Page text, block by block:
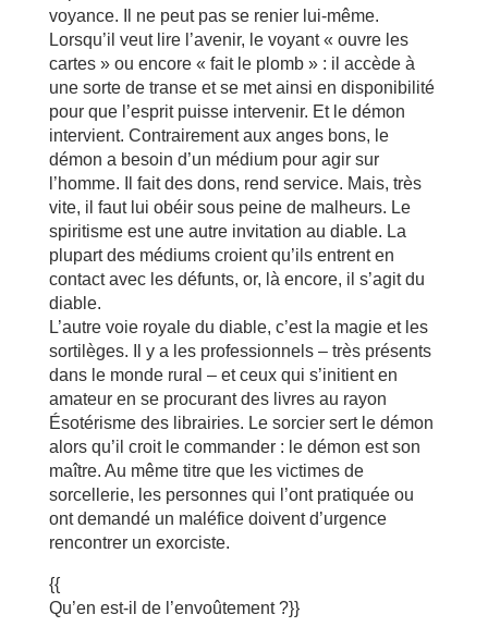
voyance. Il ne peut pas se renier lui-même.
Lorsqu’il veut lire l’avenir, le voyant « ouvre les
cartes » ou encore « fait le plomb » : il accède à
une sorte de transe et se met ainsi en disponibilité
pour que l’esprit puisse intervenir. Et le démon
intervient. Contrairement aux anges bons, le
démon a besoin d’un médium pour agir sur
l’homme. Il fait des dons, rend service. Mais, très
vite, il faut lui obéir sous peine de malheurs. Le
spiritisme est une autre invitation au diable. La
plupart des médiums croient qu’ils entrent en
contact avec les défunts, or, là encore, il s’agit du
diable.
L’autre voie royale du diable, c’est la magie et les
sortilèges. Il y a les professionnels – très présents
dans le monde rural – et ceux qui s’initient en
amateur en se procurant des livres au rayon
Ésotérisme des librairies. Le sorcier sert le démon
alors qu’il croit le commander : le démon est son
maître. Au même titre que les victimes de
sorcellerie, les personnes qui l’ont pratiquée ou
ont demandé un maléfice doivent d’urgence
rencontrer un exorciste.
{{
Qu’en est-il de l’envoûtement ?}}